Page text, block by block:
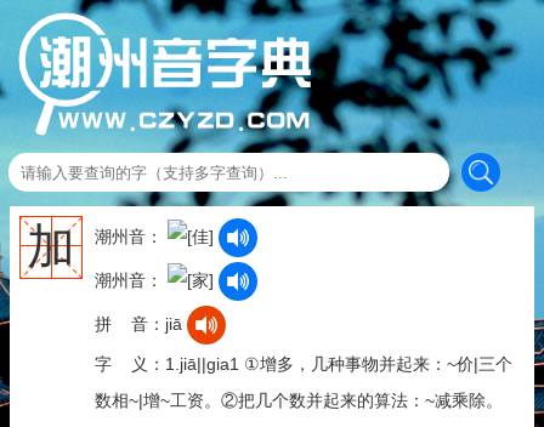
加 潮州音：
潮州音：
拼 音：jiā
字 义：1.jiā||gia1 ①增多，几种事物并起来：~价|三个
数相~|增~工资。②把几个数并起来的算法：~减乘除。